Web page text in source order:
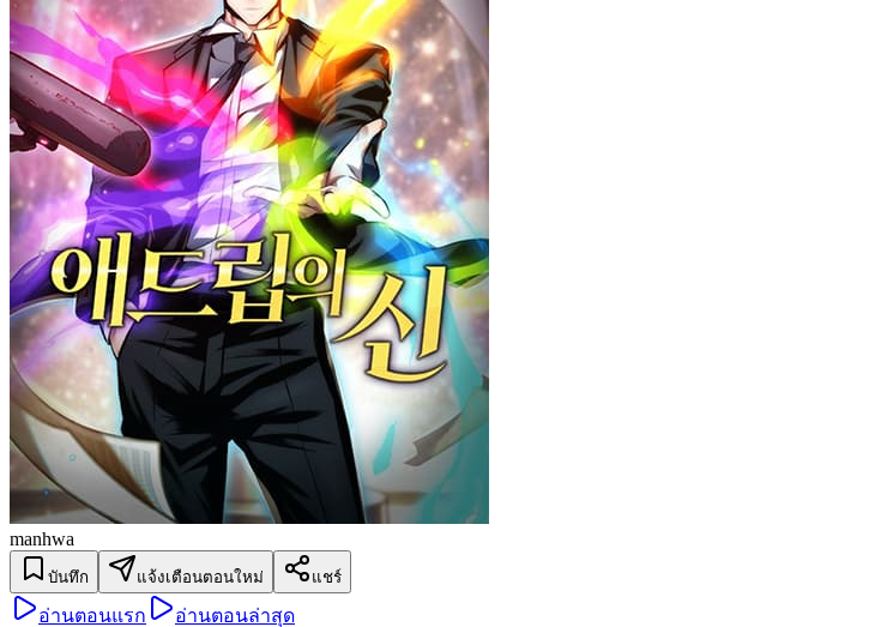
manhwa
บันทึก แจ้งเตือนตอนใหม่ แชร์
อ่านตอนแรก อ่านตอนล่าสุด